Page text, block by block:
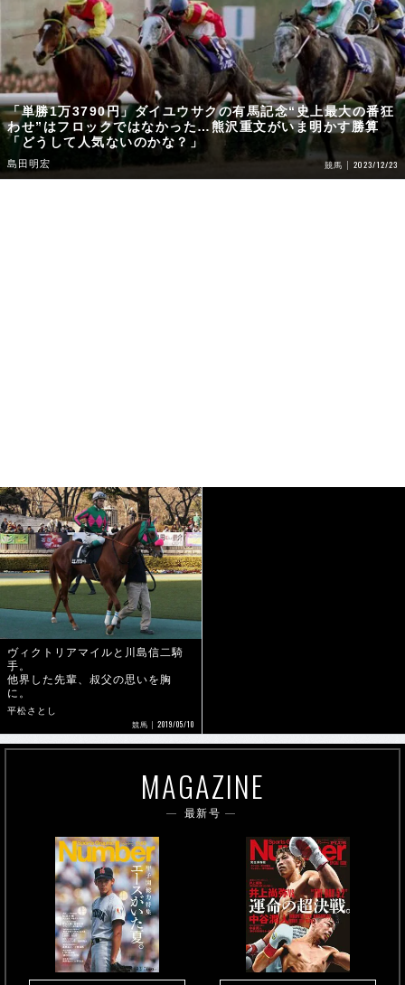
「単勝1万3790円」ダイユウサクの有馬記念“史上最大の番狂
わせ”はフロックではなかった…熊沢重文がいま明かす勝算
「どうして人気ないのかな？」
島田明宏 競馬 2023/12/23
ヴィクトリアマイルと川島信二騎
手。
他界した先輩、叔父の思いを胸
に。
平松さとし
競馬 2019/05/10
MAGAZINE
最新号